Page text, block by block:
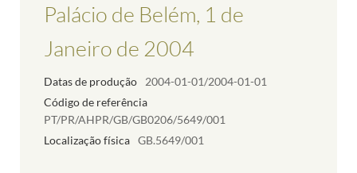
Palácio de Belém, 1 de
Janeiro de 2004
Datas de produção
2004-01-01/2004-01-01
Código de referência
PT/PR/AHPR/GB/GB0206/5649/001
Localização física GB.5649/001